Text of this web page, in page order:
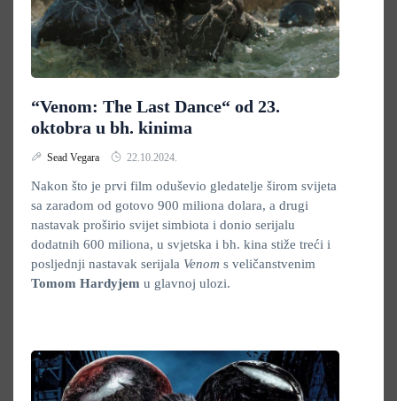
“Venom: The Last Dance“ od 23.
oktobra u bh. kinima
Sead Vegara 22.10.2024.
Nakon što je prvi film oduševio gledatelje širom svijeta
sa zaradom od gotovo 900 miliona dolara, a drugi
nastavak proširio svijet simbiota i donio serijalu
dodatnih 600 miliona, u svjetska i bh. kina stiže treći i
posljednji nastavak serijala Venom s veličanstvenim
Tomom Hardyjem u glavnoj ulozi.